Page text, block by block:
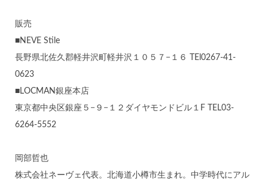
販売
■NEVE Stile
長野県北佐久郡軽井沢町軽井沢１０５７−１６ TEl0267-41-
0623
■LOCMAN銀座本店
東京都中央区銀座５−９−１２ダイヤモンドビル１F TEL03-
6264-5552
岡部哲也
株式会社ネーヴェ代表。北海道小樽市生まれ。中学時代にアル